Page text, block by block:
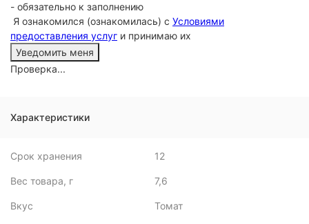
- обязательно к заполнению
Я ознакомился (ознакомилась) с Условиями
предоставления услуг и принимаю их
Проверка...
Характеристики
Срок хранения 12
Вес товара, г 7,6
Вкус Томат